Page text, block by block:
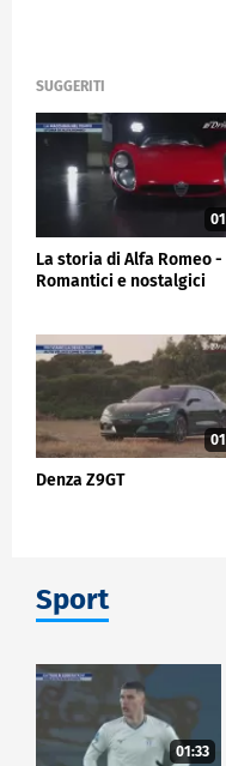
SUGGERITI
La storia di Alfa Romeo -
Romantici e nostalgici
Denza Z9GT
Sport
01:33